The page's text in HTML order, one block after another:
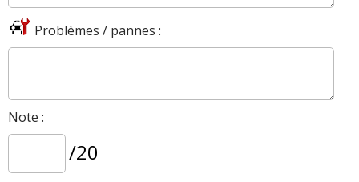
Problèmes / pannes :
Note :
/20